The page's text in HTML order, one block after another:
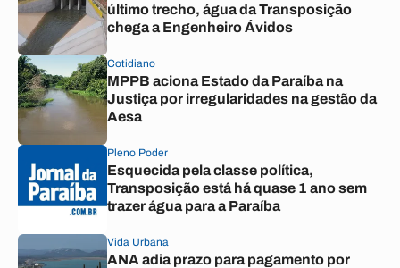
último trecho, água da Transposição
chega a Engenheiro Ávidos
Cotidiano
MPPB aciona Estado da Paraíba na
Justiça por irregularidades na gestão da
Aesa
Pleno Poder
Esquecida pela classe política,
Transposição está há quase 1 ano sem
trazer água para a Paraíba
Vida Urbana
ANA adia prazo para pagamento por